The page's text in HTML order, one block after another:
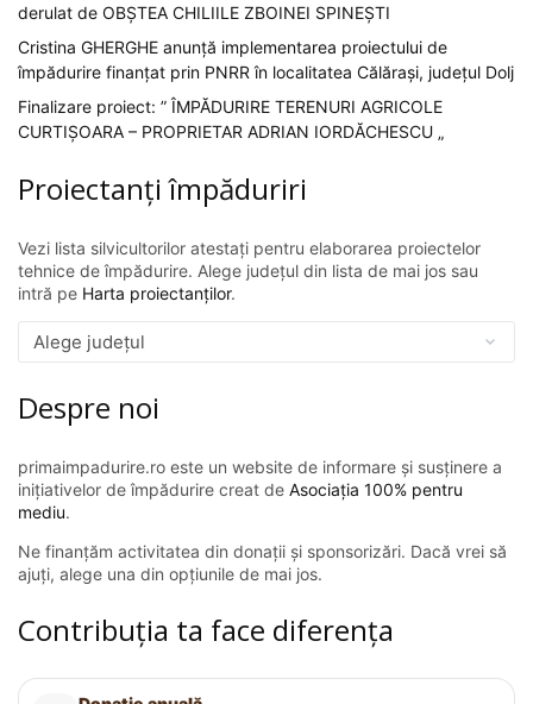
derulat de OBȘTEA CHILIILE ZBOINEI SPINEȘTI
Cristina GHERGHE anunță implementarea proiectului de
împădurire finanțat prin PNRR în localitatea Călărași, județul Dolj
Finalizare proiect: ” ÎMPĂDURIRE TERENURI AGRICOLE
CURTIȘOARA – PROPRIETAR ADRIAN IORDĂCHESCU „
Proiectanți împăduriri
Vezi lista silvicultorilor atestați pentru elaborarea proiectelor
tehnice de împădurire. Alege județul din lista de mai jos sau
intră pe Harta proiectanților.
Despre noi
primaimpadurire.ro este un website de informare și susținere a
inițiativelor de împădurire creat de Asociația 100% pentru
mediu.
Ne finanțăm activitatea din donații și sponsorizări. Dacă vrei să
ajuți, alege una din opțiunile de mai jos.
Contribuția ta face diferența